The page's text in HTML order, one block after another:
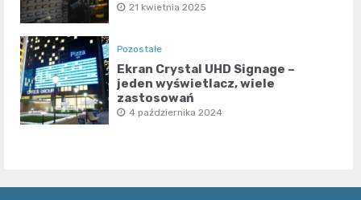
21 kwietnia 2025
Pozostałe
Ekran Crystal UHD Signage –
jeden wyświetlacz, wiele
zastosowań
4 października 2024